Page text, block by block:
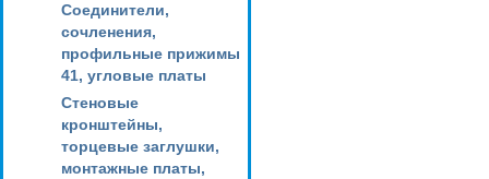
Соединители,
сочленения,
профильные прижимы
41, угловые платы
Стеновые
кронштейны,
торцевые заглушки,
монтажные платы,